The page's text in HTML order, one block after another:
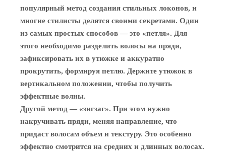
популярный метод создания стильных локонов, и
многие стилисты делятся своими секретами. Один
из самых простых способов — это «петля». Для
этого необходимо разделить волосы на пряди,
зафиксировать их в утюжке и аккуратно
прокрутить, формируя петлю. Держите утюжок в
вертикальном положении, чтобы получить
эффектные волны.
Другой метод — «зигзаг». При этом нужно
накручивать пряди, меняя направление, что
придаст волосам объем и текстуру. Это особенно
эффектно смотрится на средних и длинных волосах.